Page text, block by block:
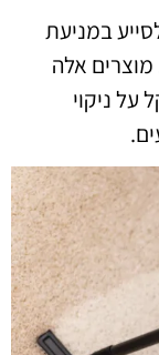
במניעת
אלה
ניקוי